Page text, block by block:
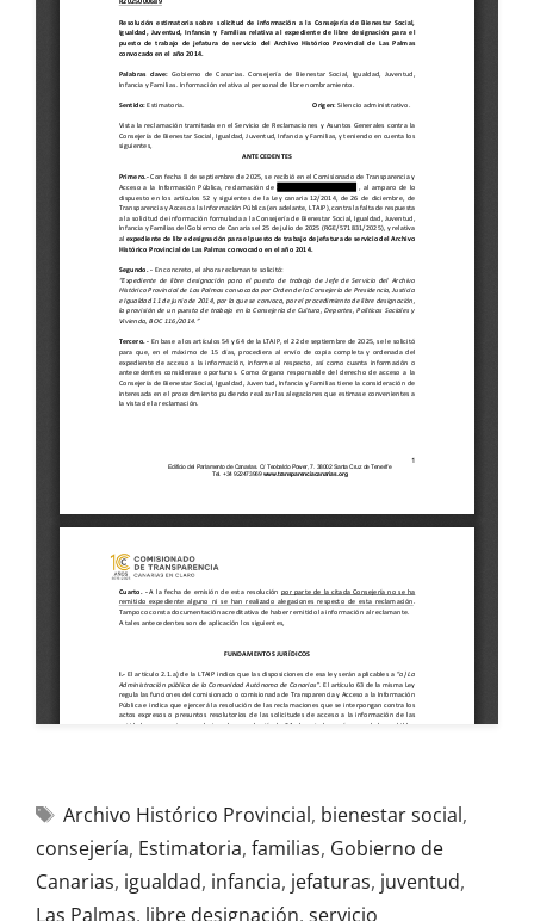
Archivo Histórico Provincial, bienestar social,
consejería, Estimatoria, familias, Gobierno de
Canarias, igualdad, infancia, jefaturas, juventud,
Las Palmas, libre designación, servicio